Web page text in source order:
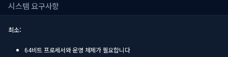
시스템 요구사항
최소:
64비트 프로세서와 운영 체제가 필요합니다